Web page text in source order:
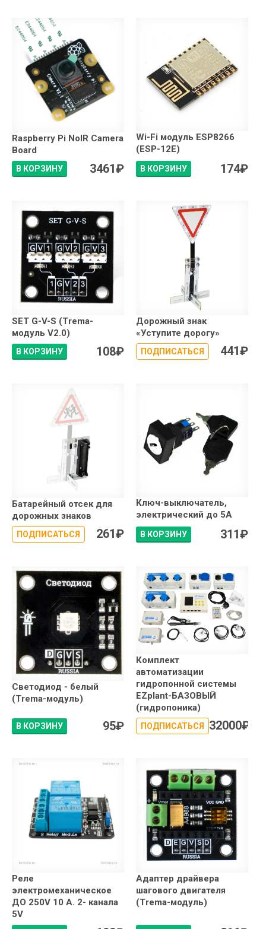
Raspberry Pi NoIR Camera
Board
В КОРЗИНУ 3461₽
Wi-Fi модуль ESP8266
(ESP-12E)
В КОРЗИНУ 174₽
SET G-V-S (Trema-
модуль V2.0)
В КОРЗИНУ 108₽
Дорожный знак
«Уступите дорогу»
ПОДПИСАТЬСЯ 441₽
Батарейный отсек для
дорожных знаков
ПОДПИСАТЬСЯ 261₽
Ключ-выключатель,
электрический до 5А
В КОРЗИНУ 311₽
Светодиод - белый
(Trema-модуль)
В КОРЗИНУ 95₽
Комплект
автоматизации
гидропонной системы
EZplant-БАЗОВЫЙ
(гидропоника)
ПОДПИСАТЬСЯ 32000₽
Реле
электромеханическое
ДО 250V 10 А. 2- канала
5V
Адаптер драйвера
шагового двигателя
(Trema-модуль)